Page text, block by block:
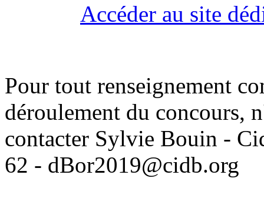
Accéder au site
Pour tout renseignement
déroulement du concours,
contacter Sylvie Bouin -
62 - dBor2019@cidb.org